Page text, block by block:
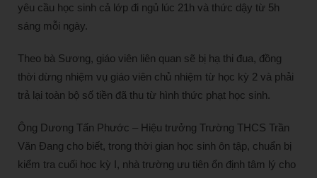
yêu cầu học sinh cả lớp đi ngủ lúc 21h và thức dậy từ 5h
sáng mỗi ngày.
Theo bà Sương, giáo viên liên quan sẽ bị hạ thi đua, đồng
thời dừng nhiệm vụ giáo viên chủ nhiệm từ học kỳ 2 và phải
trả lại toàn bộ số tiền đã thu từ hình thức phạt học sinh.
Ông Dương Tấn Phước – Hiệu trưởng Trường THCS Trần
Văn Đang cho biết, trong thời gian học sinh ôn tập, chuẩn bị
kiểm tra cuối học kỳ I, nhà trường ưu tiên ổn định tâm lý cho